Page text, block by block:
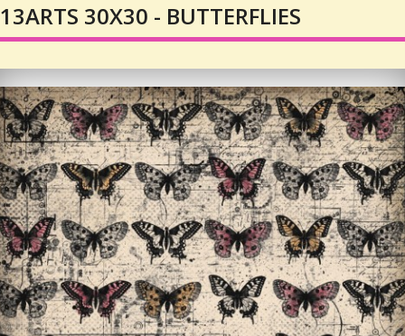
13ARTS 30X30 - BUTTERFLIES